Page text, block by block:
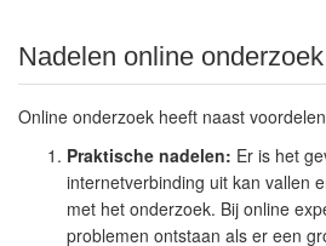
Nadelen online onderzoek
Online onderzoek heeft naast
Praktische nadelen: Er is het
internetverbinding uit kan vallen
met het onderzoek. Bij online
problemen ontstaan als er een